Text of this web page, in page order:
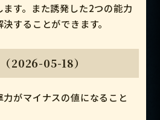
す。また誘発した2つの能力
することができます。
2026-05-18）
力がマイナスの値になること